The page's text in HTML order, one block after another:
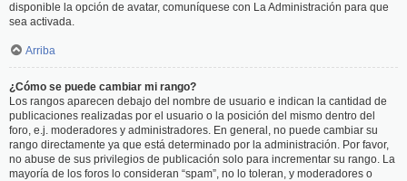
disponible la opción de avatar, comuníquese con La Administración para que
sea activada.
Arriba
¿Cómo se puede cambiar mi rango?
Los rangos aparecen debajo del nombre de usuario e indican la cantidad de
publicaciones realizadas por el usuario o la posición del mismo dentro del
foro, e.j. moderadores y administradores. En general, no puede cambiar su
rango directamente ya que está determinado por la administración. Por favor,
no abuse de sus privilegios de publicación solo para incrementar su rango. La
mayoría de los foros lo consideran “spam”, no lo toleran, y moderadores o